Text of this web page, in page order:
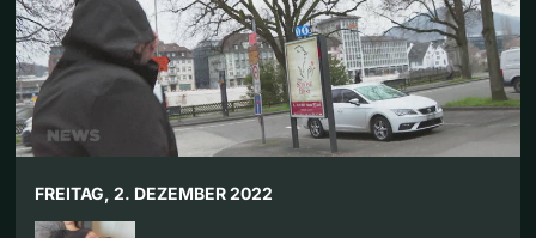
FREITAG, 2. DEZEMBER 2022